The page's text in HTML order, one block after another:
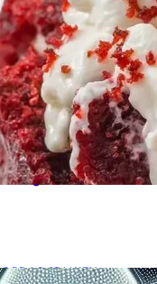
november 7, 2025•
Forestil dig en serie,
humor, der får kaffen
Læs guiden
OPDAG SPANIEN